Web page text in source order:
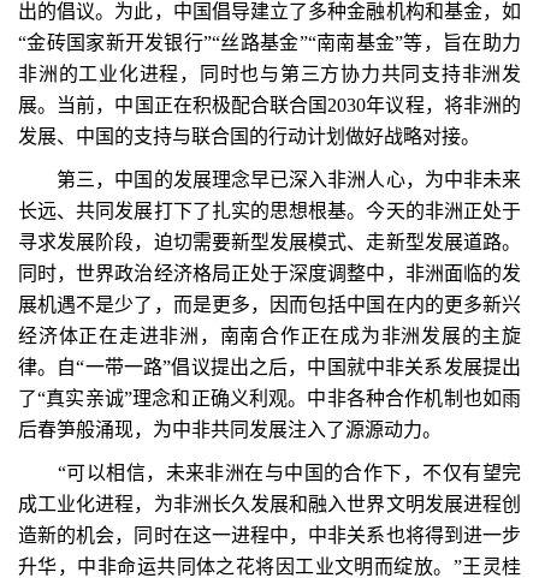
出的倡议。为此，中国倡导建立了多种金融机构和基金，如
“金砖国家新开发银行”“丝路基金”“南南基金”等，旨在助力
非洲的工业化进程，同时也与第三方协力共同支持非洲发
展。当前，中国正在积极配合联合国2030年议程，将非洲的
发展、中国的支持与联合国的行动计划做好战略对接。
第三，中国的发展理念早已深入非洲人心，为中非未来
长远、共同发展打下了扎实的思想根基。今天的非洲正处于
寻求发展阶段，迫切需要新型发展模式、走新型发展道路。
同时，世界政治经济格局正处于深度调整中，非洲面临的发
展机遇不是少了，而是更多，因而包括中国在内的更多新兴
经济体正在走进非洲，南南合作正在成为非洲发展的主旋
律。自“一带一路”倡议提出之后，中国就中非关系发展提出
了“真实亲诚”理念和正确义利观。中非各种合作机制也如雨
后春笋般涌现，为中非共同发展注入了源源动力。
“可以相信，未来非洲在与中国的合作下，不仅有望完
成工业化进程，为非洲长久发展和融入世界文明发展进程创
造新的机会，同时在这一进程中，中非关系也将得到进一步
升华，中非命运共同体之花将因工业文明而绽放。”王灵桂